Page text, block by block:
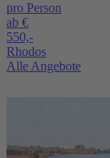
pro Person
ab €
550,-
Rhodos
Alle Angebote